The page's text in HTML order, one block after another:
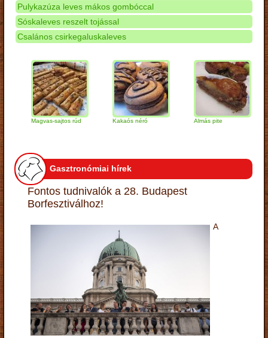
Pulykazúza leves mákos gombóccal
Sóskaleves reszelt tojással
Csalános csirkegaluskaleves
Magvas-sajtos rúd Kakaós néró Almás pite
Gasztronómiai hírek
Fontos tudnivalók a 28. Budapest
Borfesztiválhoz!
A